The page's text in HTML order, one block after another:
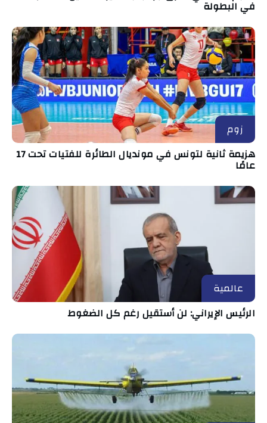
في البطولة
زوم
هزيمة ثانية لتونس في مونديال الطائرة للفتيات تحت 17
عامًا
عالمية
الرئيس الإيراني: لن أستقيل رغم كل الضغوط